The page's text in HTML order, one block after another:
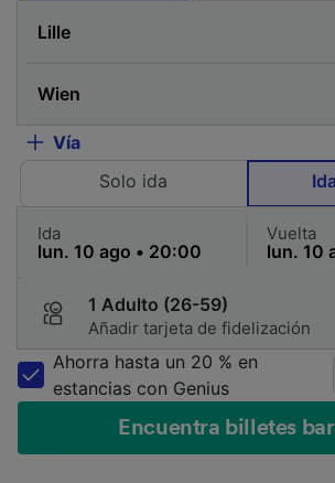
Vía
Solo ida
Ida Vuelta
1 Adulto (26-59)
Añadir tarjeta de fidelización
Ahorra hasta un 20 % en
estancias con Genius
Encuentra billetes